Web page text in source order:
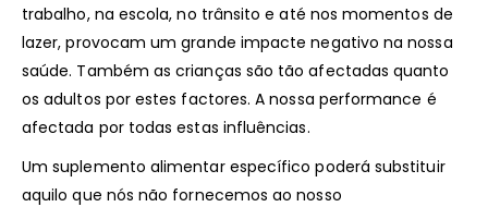
trabalho, na escola, no trânsito e até nos momentos de
lazer, provocam um grande impacte negativo na nossa
saúde. Também as crianças são tão afectadas quanto
os adultos por estes factores. A nossa performance é
afectada por todas estas influências.
Um suplemento alimentar específico poderá substituir
aquilo que nós não fornecemos ao nosso